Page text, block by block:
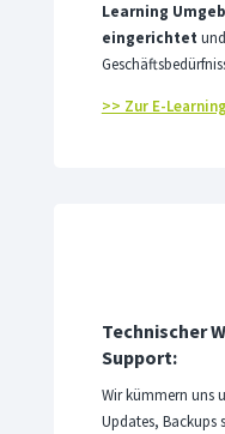
Learning
eingerichtet
>> Zur E-
Technischer
Support:
Wir kümmern uns
Updates, Backups